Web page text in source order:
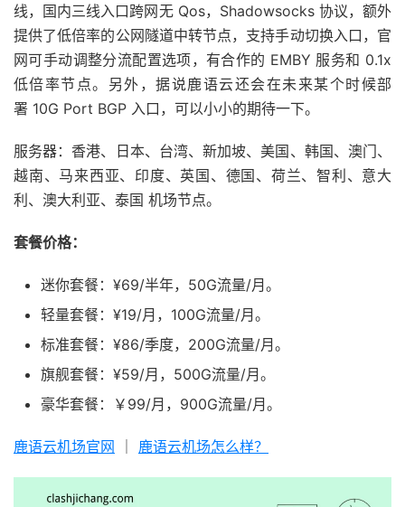
线，国内三线入口跨网无 Qos，Shadowsocks 协议，额外
提供了低倍率的公网隧道中转节点，支持手动切换入口，官
网可手动调整分流配置选项，有合作的 EMBY 服务和 0.1x
低倍率节点。另外，据说鹿语云还会在未来某个时候部
署 10G Port BGP 入口，可以小小的期待一下。
服务器：香港、日本、台湾、新加坡、美国、韩国、澳门、
越南、马来西亚、印度、英国、德国、荷兰、智利、意大
利、澳大利亚、泰国 机场节点。
套餐价格：
迷你套餐：¥69/半年，50G流量/月。
轻量套餐：¥19/月，100G流量/月。
标准套餐：¥86/季度，200G流量/月。
旗舰套餐：¥59/月，500G流量/月。
豪华套餐：￥99/月，900G流量/月。
鹿语云机场官网 鹿语云机场怎么样？